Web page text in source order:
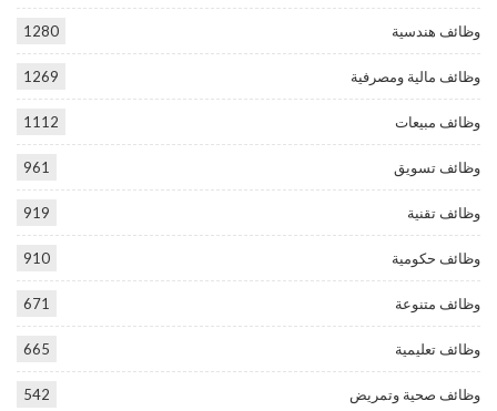
وظائف هندسية 1280
وظائف مالية ومصرفية 1269
وظائف مبيعات 1112
وظائف تسويق 961
وظائف تقنية 919
وظائف حكومية 910
وظائف متنوعة 671
وظائف تعليمية 665
وظائف صحية وتمريض 542